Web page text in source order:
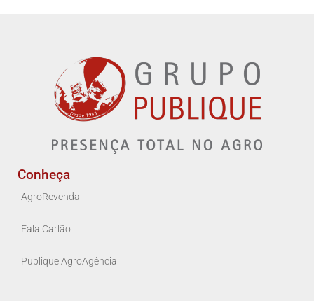
Conheça
AgroRevenda
Fala Carlão
Publique AgroAgência